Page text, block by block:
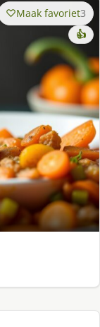
Maak favoriet3
👍